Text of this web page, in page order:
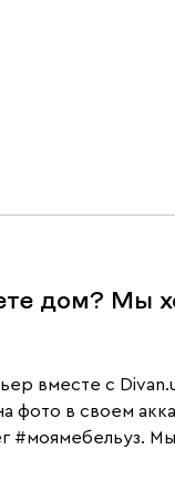
дом? Мы
вместе с
фото в своем
#моямебельуз.